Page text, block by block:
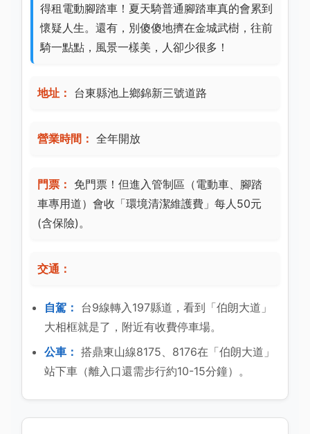
得租電動腳踏車！夏天騎普通腳踏車真的會累到
懷疑人生。還有，別傻傻地擠在金城武樹，往前
騎一點點，風景一樣美，人卻少很多！
地址： 台東縣池上鄉錦新三號道路
營業時間： 全年開放
門票： 免門票！但進入管制區（電動車、腳踏
車專用道）會收「環境清潔維護費」每人50元
(含保險)。
交通：
自駕： 台9線轉入197縣道，看到「伯朗大道」
大相框就是了，附近有收費停車場。
公車： 搭鼎東山線8175、8176在「伯朗大道」
站下車（離入口還需步行約10-15分鐘）。